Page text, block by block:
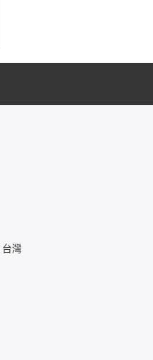
台灣